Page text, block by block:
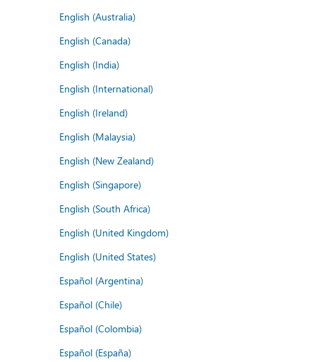
English (Australia)
English (Canada)
English (India)
English (International)
English (Ireland)
English (Malaysia)
English (New Zealand)
English (Singapore)
English (South Africa)
English (United Kingdom)
English (United States)
Español (Argentina)
Español (Chile)
Español (Colombia)
Español (España)